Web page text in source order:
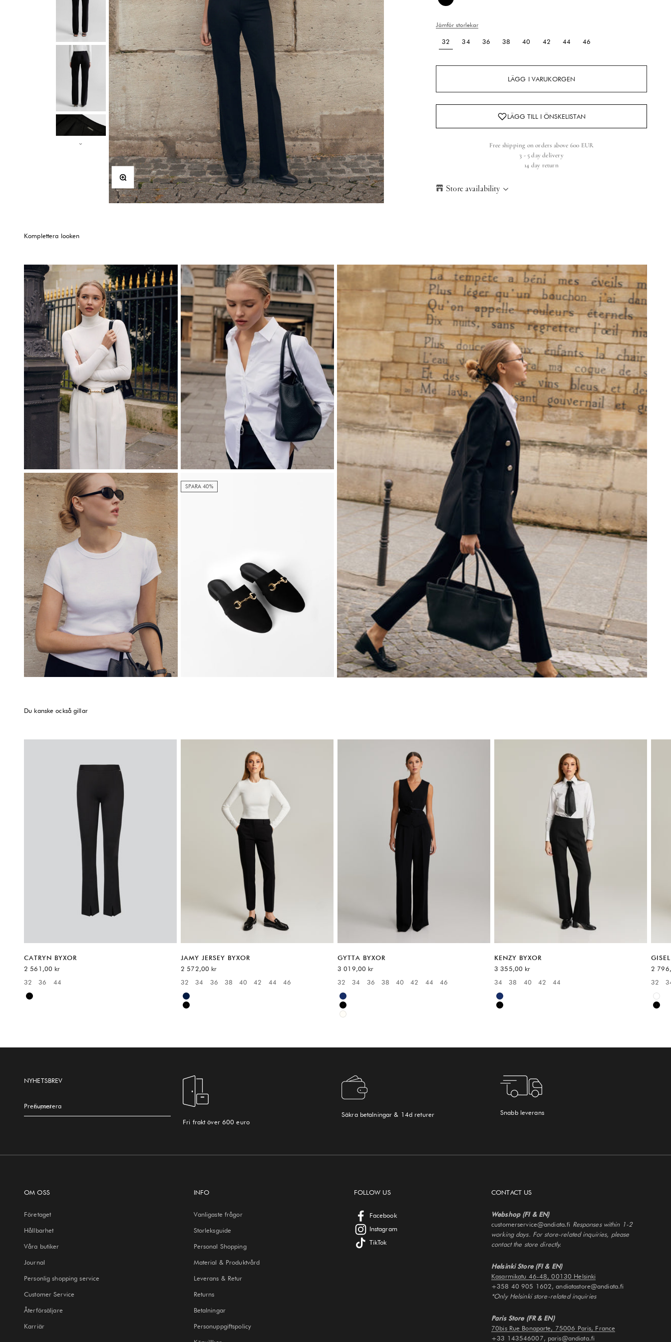
Svart
Jämför storlekar
32 34 36 38 40 42 44 46
LÄGG I VARUKORGEN
Free shipping on orders above 600 EUR
3 - 5 day delivery
14 day return
Store availability
70 Bis Rue Bonaparte Paris, 75006
+33143546007
Saint-Tropez-
Sold out
24 Boulevard Louis Blanc Saint-Tropez, 83990
+33610155333
Please note that the Stock may vary and change quickly.
Komplettera looken
SPARA 40%
Du kanske också gillar
CATRYN BYXOR
REA-pris
2 561,00 kr
Available sizes:
32 36 44
Black
JAMY JERSEY BYXOR
REA-pris
2 572,00 kr
Available sizes:
32 34 36 38 40 42 44 46
Blue
Black
GYTTA BYXOR
REA-pris
3 019,00 kr
Available sizes:
32 34 36 38 40 42 44 46
Blue
Black
White
KENZY BYXOR
REA-pris
3 355,00 kr
Available sizes:
34 38 40 42 44
Blue
Black
REA-
2
32
Black
NYHETSBREV
E-post
Prenumerera
Fri frakt över 600 euro
Säkra betalningar & 14d returer Snabb leverans
OM OSS
Företaget
Hållbarhet
Våra butiker
Journal
Personlig shopping service
Customer Service
Återförsäljare
Karriär
INFO
Vanligaste frågor
Storleksguide
Personal Shopping
Material & Produktvård
Leverans & Retur
Returns
Betalningar
Personuppgiftspolicy
FOLLOW US
Facebook
Instagram
TikTok
CONTACT US
Webshop (FI & EN)
customerservice@andiata.fi Responses within 1-2
working days. For store-related inquiries, please
contact the store directly.
Helsinki Store (FI & EN)
Kasarmikatu 46-48, 00130 Helsinki
+358 40 905 1602, andiatastore@andiata.fi
*Only Helsinki store-related inquiries
Paris Store (FR & EN)
70bis Rue Bonaparte, 75006 Paris, France
+33 143546007, paris@andiata.fi